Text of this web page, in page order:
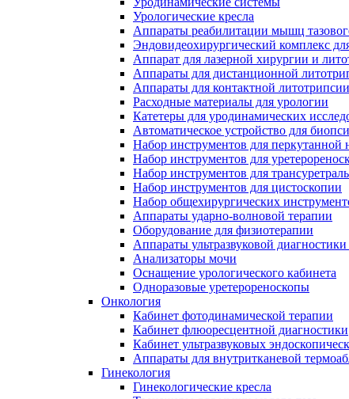
Урологические кресла
Аппараты реабилитации мышц
Эндовидеохирургический комплекс
Аппарат для лазерной хирургии и
Аппараты для дистанционной
Аппараты для контактной литотрипсии
Расходные материалы для урологии
Катетеры для уродинамических
Автоматическое устройство для
Набор инструментов для перкутанной
Набор инструментов для
Набор инструментов для
Набор инструментов для цистоскопии
Набор общехирургических
Аппараты ударно-волновой терапии
Оборудование для физиотерапии
Аппараты ультразвуковой
Анализаторы мочи
Оснащение урологического кабинета
Одноразовые уретерореноскопы
Онкология
Кабинет фотодинамической терапии
Кабинет флюоресцентной диагностики
Кабинет ультразвуковых
Аппараты для внутритканевой
Гинекология
Гинекологические кресла